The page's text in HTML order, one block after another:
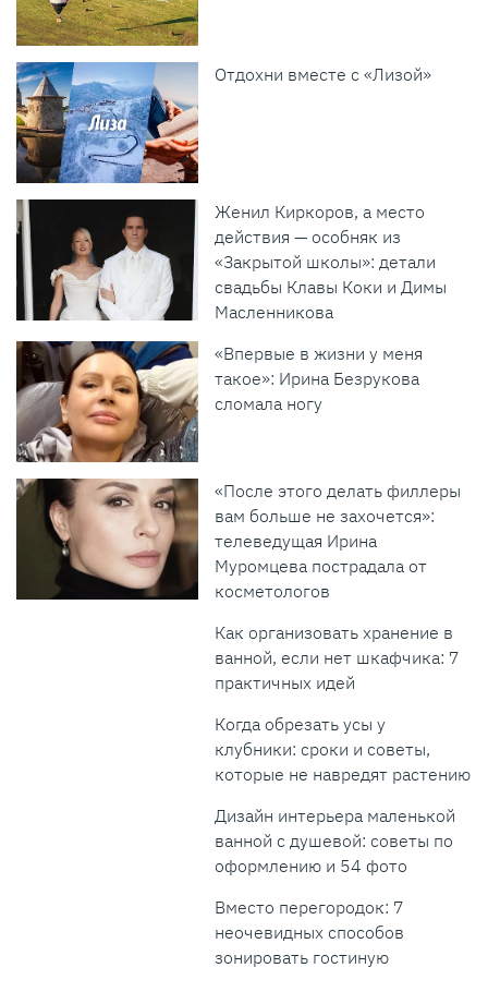
Отдохни вместе с «Лизой»
Женил Киркоров, а место
действия — особняк из
«Закрытой школы»: детали
свадьбы Клавы Коки и Димы
Масленникова
«Впервые в жизни у меня
такое»: Ирина Безрукова
сломала ногу
«После этого делать филлеры
вам больше не захочется»:
телеведущая Ирина
Муромцева пострадала от
косметологов
Как организовать хранение в
ванной, если нет шкафчика: 7
практичных идей
Когда обрезать усы у
клубники: сроки и советы,
которые не навредят растению
Дизайн интерьера маленькой
ванной с душевой: советы по
оформлению и 54 фото
Вместо перегородок: 7
неочевидных способов
зонировать гостиную